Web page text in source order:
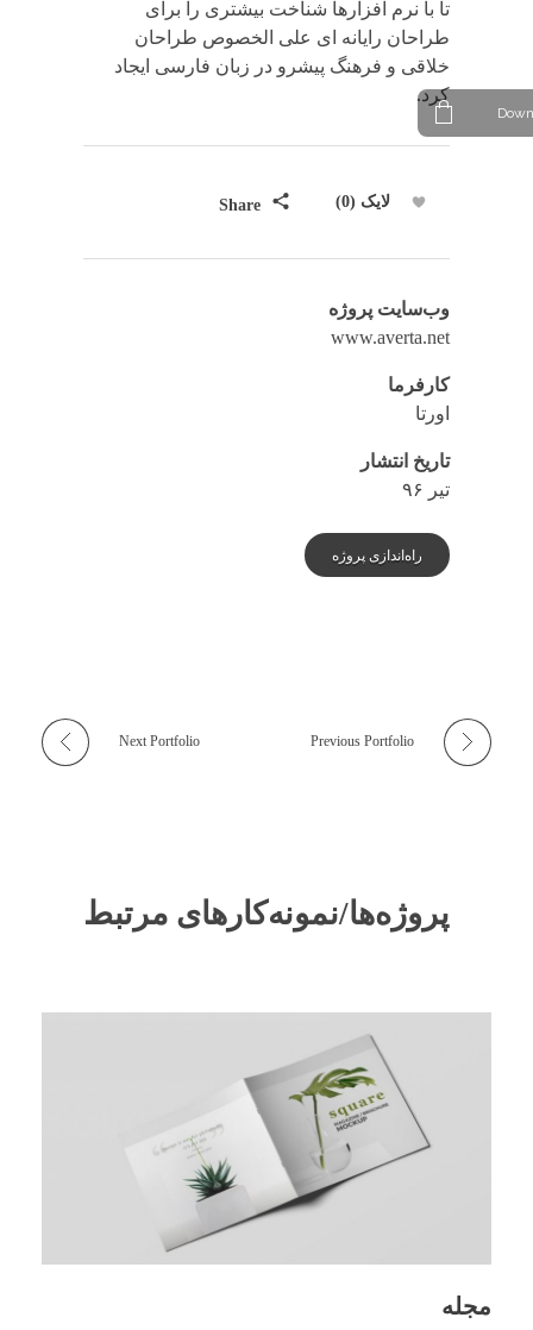
تا با نرم افزارها شناخت بیشتری را برای
طراحان رایانه ای علی الخصوص طراحان
خلاقی و فرهنگ پیشرو در زبان فارسی ایجاد
کرد.
لایک (0) Share
وب‌سایت پروژه
www.averta.net
کارفرما
اورتا
تاریخ انتشار
تیر ۹۶
راه‌اندازی پروژه
Previous Portfolio
Next Portfolio
پروژه‌ها/نمونه‌کارهای مرتبط
مجله